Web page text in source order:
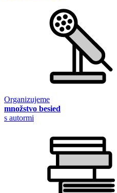
Organizujeme
množstvo besied
s autormi